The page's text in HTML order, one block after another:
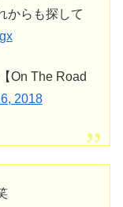
からも探して
On The Road
2018